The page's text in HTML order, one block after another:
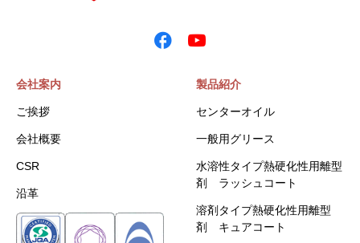
会社案内
ご挨拶
会社概要
CSR
沿革
製品紹介
センターオイル
一般用グリース
水溶性タイプ熱硬化性用離型
剤 ラッシュコート
溶剤タイプ熱硬化性用離型
剤 キュアコート